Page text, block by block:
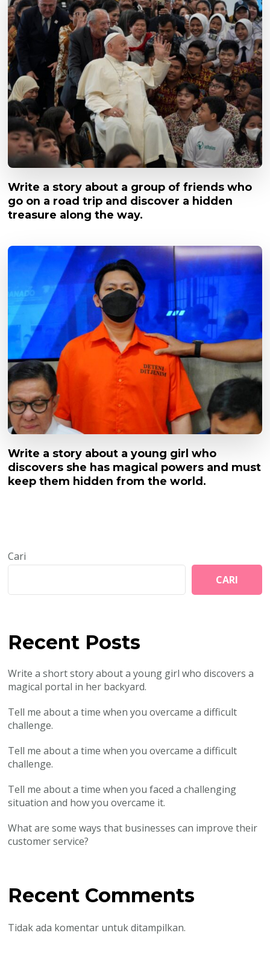
Write a story about a group of friends who
go on a road trip and discover a hidden
treasure along the way.
Write a story about a young girl who
discovers she has magical powers and must
keep them hidden from the world.
Cari
CARI
Recent Posts
Write a short story about a young girl who discovers a
magical portal in her backyard.
Tell me about a time when you overcame a difficult
challenge.
Tell me about a time when you overcame a difficult
challenge.
Tell me about a time when you faced a challenging
situation and how you overcame it.
What are some ways that businesses can improve their
customer service?
Recent Comments
Tidak ada komentar untuk ditampilkan.